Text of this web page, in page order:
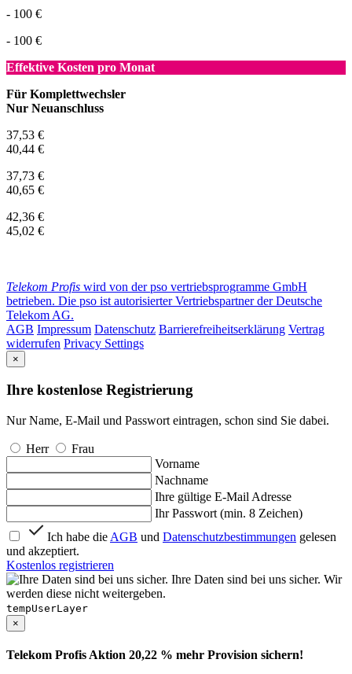
- 100 €
- 100 €
Effektive Kosten pro Monat
Für Komplettwechsler
Nur Neuanschluss
37,53 €
40,44 €
37,73 €
40,65 €
42,36 €
45,02 €
Telekom Profis wird von der pso vertriebsprogramme GmbH
betrieben. Die pso ist autorisierter Vertriebspartner der Deutsche
Telekom AG.
AGB Impressum Datenschutz Barrierefreiheitserklärung Vertrag
widerrufen Privacy Settings
×
Ihre kostenlose Registrierung
Nur Name, E-Mail und Passwort eintragen, schon sind Sie dabei.
Herr
Frau
Vorname
Nachname
Ihre gültige E-Mail Adresse
Ihr Passwort (min. 8 Zeichen)
Ich habe die AGB und Datenschutzbestimmungen gelesen
und akzeptiert.
Kostenlos registrieren
Ihre Daten sind bei uns sicher. Wir
werden diese nicht weitergeben.
tempUserLayer
×
Telekom Profis Aktion 20,22 % mehr Provision sichern!